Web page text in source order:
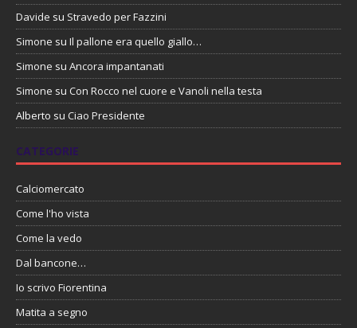
Davide su Stravedo per Fazzini
Simone su Il pallone era quello giallo…
Simone su Ancora impantanati
Simone su Con Rocco nel cuore e Vanoli nella testa
Alberto su Ciao Presidente
CATEGORIE
Calciomercato
Come l'ho vista
Come la vedo
Dal bancone…
Io scrivo Fiorentina
Matita a segno